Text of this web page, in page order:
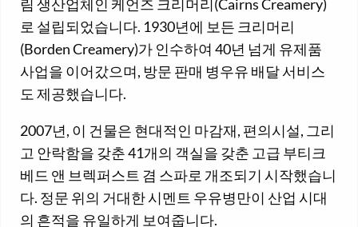
림 생산업체인 케언즈 크리머리(Cairns Creamery)
로 설립되었습니다. 1930년에 보든 크리머리
(Borden Creamery)가 인수하여 40년 넘게 유제품
사업을 이어갔으며, 방문 판매 병우유 배달 서비스
도 제공했습니다.
2007년, 이 건물은 현대적인 마감재, 편의시설, 그리
고 안락함을 갖춘 41개의 객실을 갖춘 고급 부티크
베드 앤 브렉퍼스트 겸 스파로 개조되기 시작했습니
다. 정문 위의 거대한 시멘트 우유병만이 산업 시대
의 흔적을 유일하게 보여줍니다.